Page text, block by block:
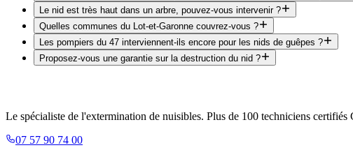
Le nid est très haut dans un arbre, pouvez-vous intervenir ?
Quelles communes du Lot-et-Garonne couvrez-vous ?
Les pompiers du 47 interviennent-ils encore pour les nids de guêpes ?
Proposez-vous une garantie sur la destruction du nid ?
Le spécialiste de l'extermination de nuisibles. Plus de 100 techniciens
07 57 90 74 00